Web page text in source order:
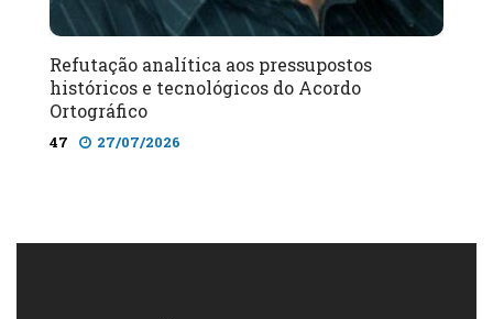
Refutação analítica aos pressupostos
históricos e tecnológicos do Acordo
Ortográfico
47 27/07/2026